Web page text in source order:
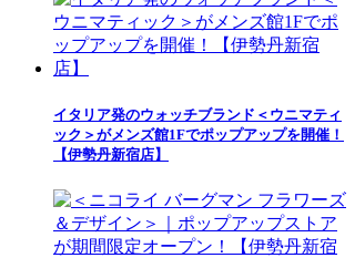
イタリア発のウォッチブランド＜ウニマティ
ック＞がメンズ館1Fでポップアップを開催！
【伊勢丹新宿店】